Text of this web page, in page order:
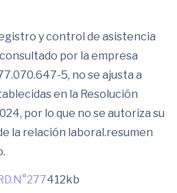
y control de asistencia
por la empresa
5, no se ajusta a
en la Resolución
por lo que no se autoriza su
la relación laboral.resumen
412kb